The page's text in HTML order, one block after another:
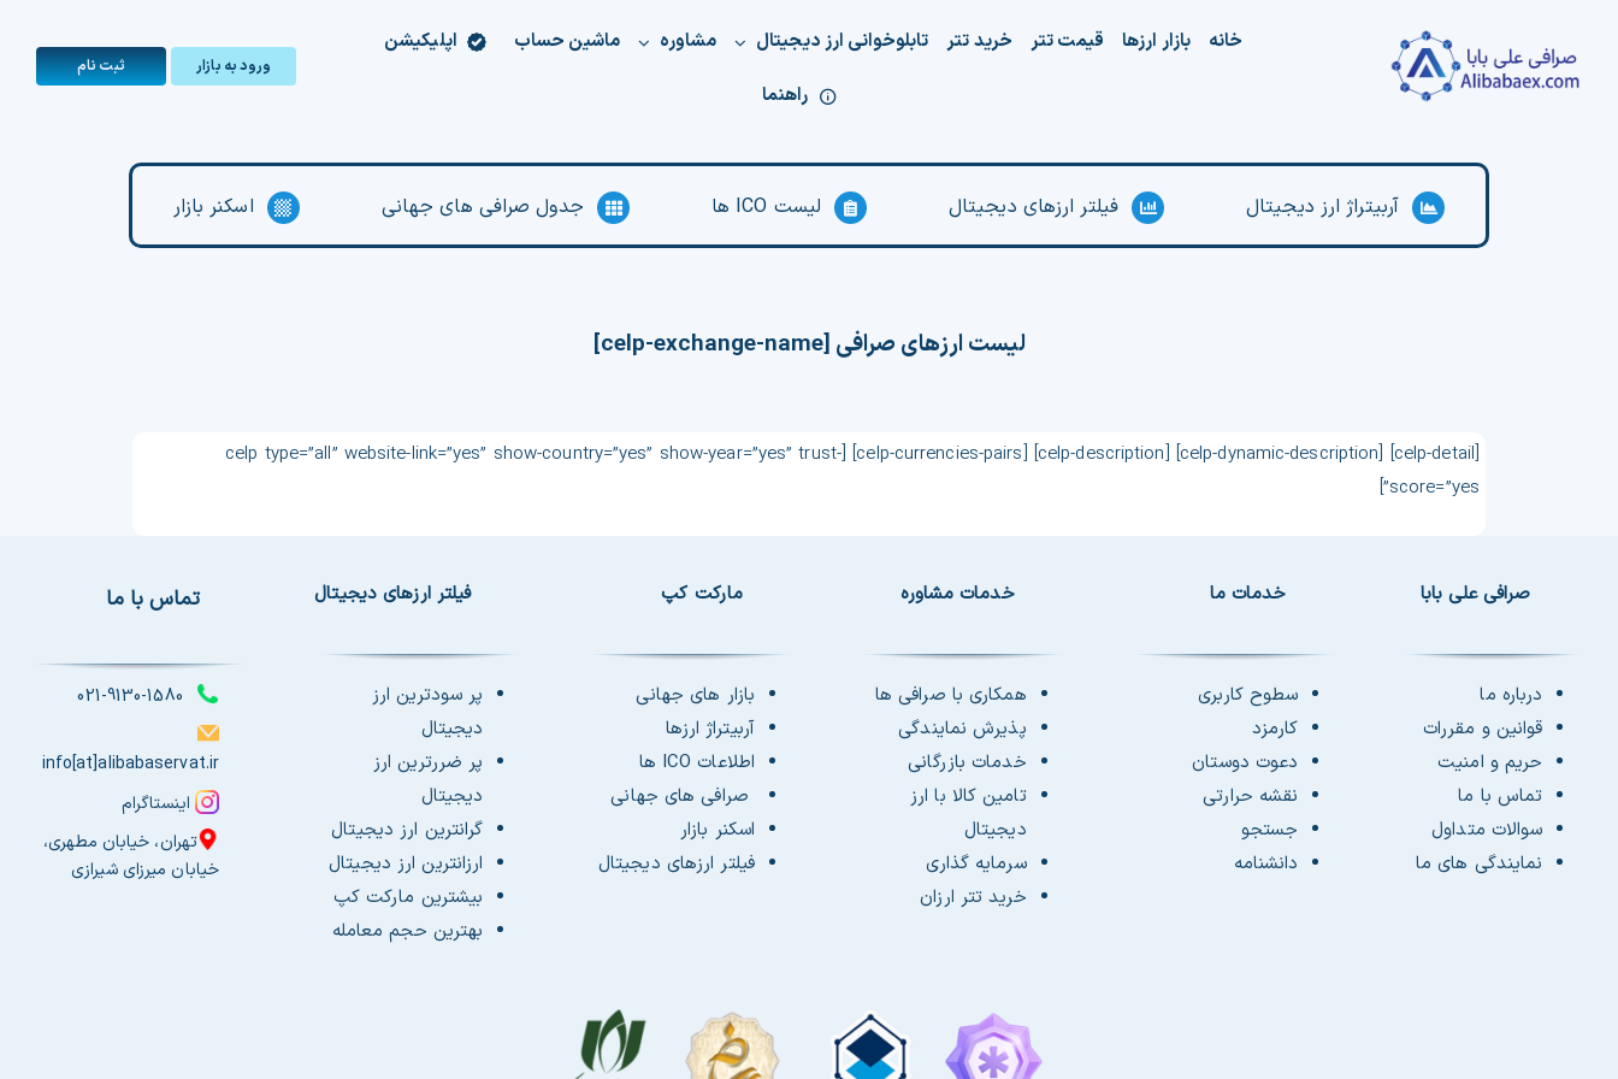
content
خانه بازار ارزها قیمت تتر خرید تتر تابلوخوانی ارز دیجیتال مشاوره ماشین حساب
اپلیکیشن
راهنما
ورود به بازار ثبت‌ نام
آربیتراژ ارز دیجیتال فیلتر ارزهای دیجیتال لیست ICO ها جدول صرافی های جهانی اسکنر بازار
لیست ارزهای صرافی [celp-exchange-name]
[celp-detail] [celp-dynamic-description] [celp-description] [celp-currencies-pairs] [celp type=”all” website-link=”yes” show-country=”yes” show-year=”yes” trust-
score=”yes”]
صرافی علی بابا
درباره ما
قوانین و مقررات
حریم و امنیت
تماس با ما
سوالات متداول
نمایندگی های ما
خدمات ما
سطوح کاربری
کارمزد
دعوت دوستان
نقشه حرارتی
جستجو
دانشنامه
خدمات مشاوره
همکاری با صرافی ها
پذیرش نمایندگی
خدمات بازرگانی
تامین کالا با ارز
دیجیتال
سرمایه گذاری
خرید تتر ارزان
مارکت کپ
بازار های جهانی
آربیتراژ ارزها
اطلاعات ICO ها
صرافی های جهانی
اسکنر بازار
فیلتر ارزهای دیجیتال
فیلتر ارزهای دیجیتال
پر سودترین ارز
دیجیتال
پر ضررترین ارز
دیجیتال
گرانترین ارز دیجیتال
ارزانترین ارز دیجیتال
بیشترین مارکت کپ
بهترین حجم معامله
تماس با ما
021-9130-1580
info[at]alibabaservat.ir
اینستاگرام
تهران، خیابان مطهری،
خیابان میرزای شیرازی